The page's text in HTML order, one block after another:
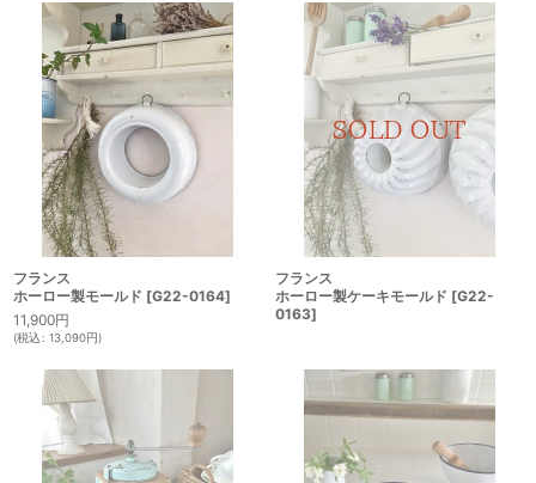
フランス
ホーロー製モールド [G22-0164]
11,900円
(税込: 13,090円)
フランス
ホーロー製ケーキモールド [G22-
0163]